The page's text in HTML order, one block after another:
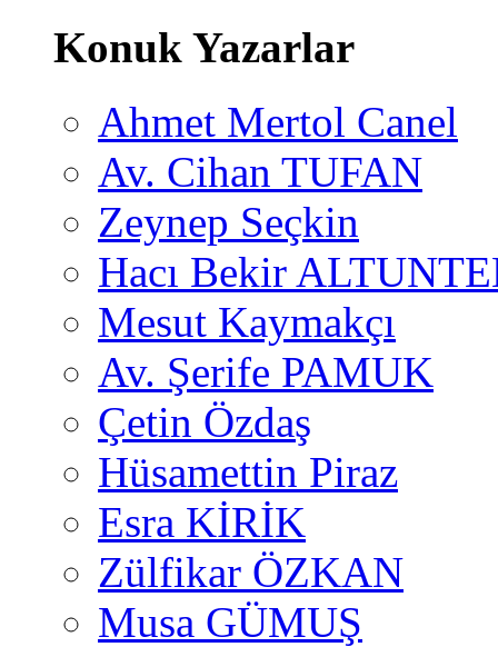
Konuk Yazarlar
Ahmet Mertol Canel
Av. Cihan TUFAN
Zeynep Seçkin
Hacı Bekir
Mesut Kaymakçı
Av. Şerife PAMUK
Çetin Özdaş
Hüsamettin Piraz
Esra KİRİK
Zülfikar ÖZKAN
Musa GÜMUŞ